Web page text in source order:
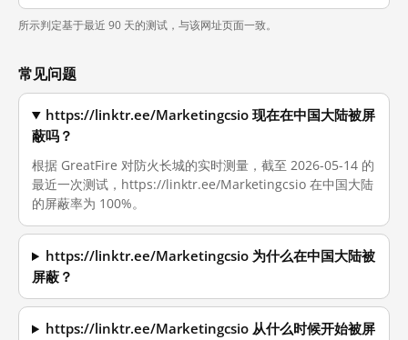
所示判定基于最近 90 天的测试，与该网址页面一致。
常见问题
https://linktr.ee/Marketingcsio 现在在中国大陆被屏
蔽吗？
根据 GreatFire 对防火长城的实时测量，截至 2026-05-14 的
最近一次测试，https://linktr.ee/Marketingcsio 在中国大陆
的屏蔽率为 100%。
https://linktr.ee/Marketingcsio 为什么在中国大陆被
屏蔽？
https://linktr.ee/Marketingcsio 从什么时候开始被屏